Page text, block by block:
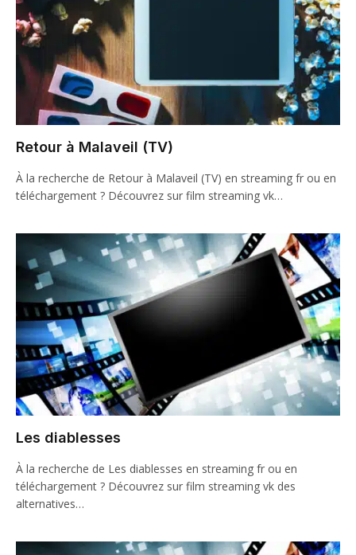
Retour à Malaveil (TV)
À la recherche de Retour à Malaveil (TV) en streaming fr ou en
téléchargement ? Découvrez sur film streaming vk…
Les diablesses
À la recherche de Les diablesses en streaming fr ou en
téléchargement ? Découvrez sur film streaming vk des
alternatives…